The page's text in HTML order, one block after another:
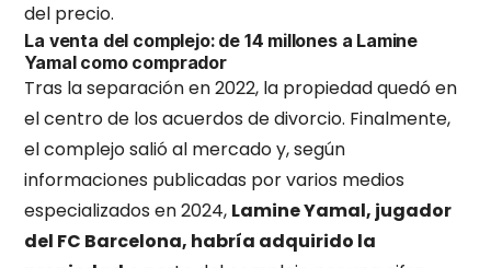
del precio.
La venta del complejo: de 14 millones a Lamine
Yamal como comprador
Tras la separación en 2022, la propiedad quedó en
el centro de los acuerdos de divorcio. Finalmente,
el complejo salió al mercado y, según
informaciones publicadas por varios medios
especializados en 2024, Lamine Yamal, jugador
del FC Barcelona, habría adquirido la